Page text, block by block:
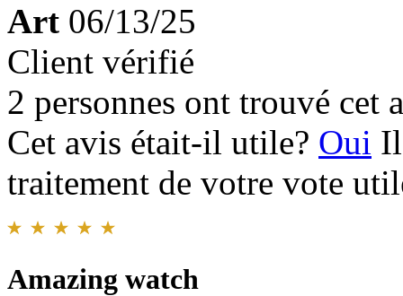
Art 06/13/25
Client vérifié
2 personnes ont trouvé cet
Cet avis était-il utile? Oui
traitement de votre vote
Amazing watch